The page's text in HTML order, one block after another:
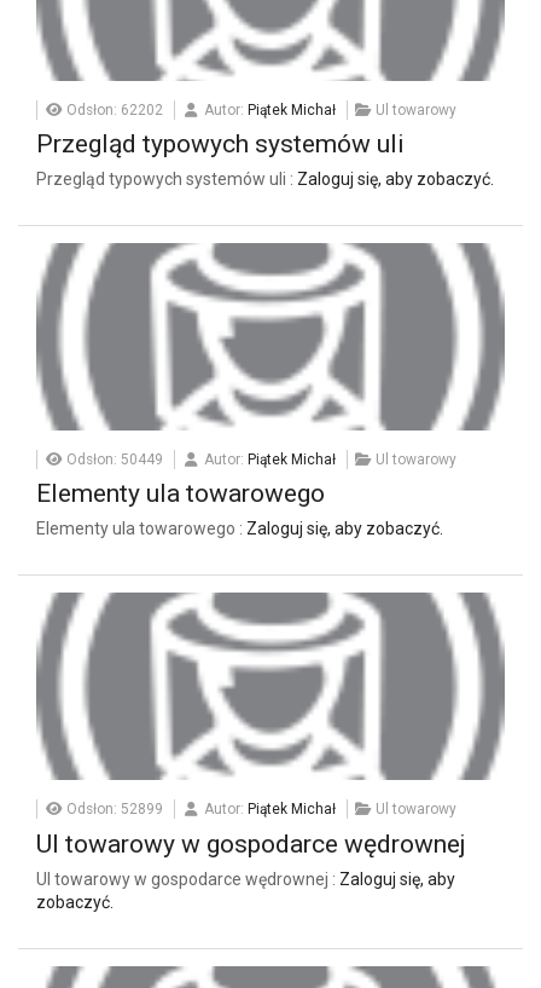
Odsłon: 62202 Autor: Piątek Michał Ul towarowy
Przegląd typowych systemów uli
Przegląd typowych systemów uli : Zaloguj się, aby zobaczyć.
Odsłon: 50449 Autor: Piątek Michał Ul towarowy
Elementy ula towarowego
Elementy ula towarowego : Zaloguj się, aby zobaczyć.
Odsłon: 52899 Autor: Piątek Michał Ul towarowy
Ul towarowy w gospodarce wędrownej
Ul towarowy w gospodarce wędrownej : Zaloguj się, aby
zobaczyć.